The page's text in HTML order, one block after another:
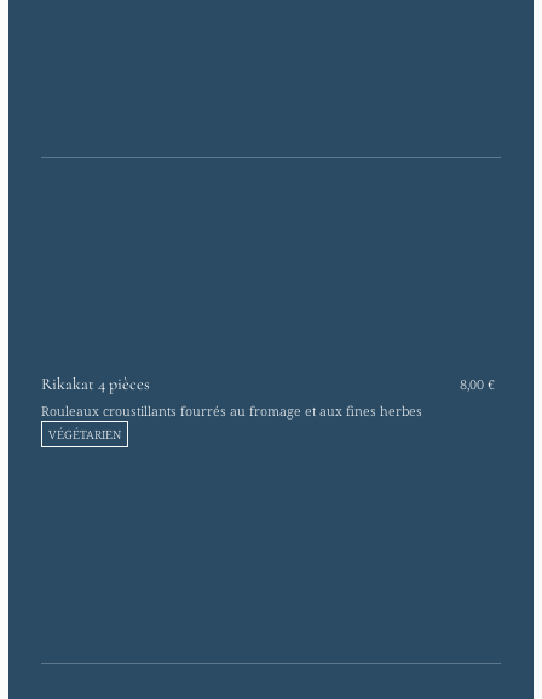
Rikakat 4 pièces
Rouleaux croustillants fourrés au fromage et aux fines herbes
VÉGÉTARIEN
8,00 €